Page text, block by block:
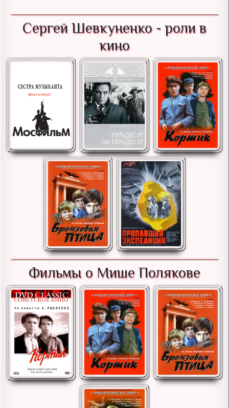
Сергей Шевкуненко - роли в
кино
Фильмы о Мише Полякове